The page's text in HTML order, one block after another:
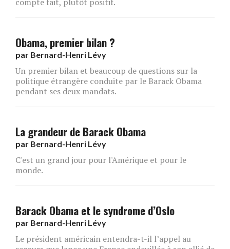
Obama, premier bilan ?
par Bernard-Henri Lévy
Un premier bilan et beaucoup de questions sur la
politique étrangère conduite par le Barack Obama
pendant ses deux mandats.
La grandeur de Barack Obama
par Bernard-Henri Lévy
C'est un grand jour pour l'Amérique et pour le
monde.
Barack Obama et le syndrome d’Oslo
par Bernard-Henri Lévy
Le président américain entendra-t-il l’appel au